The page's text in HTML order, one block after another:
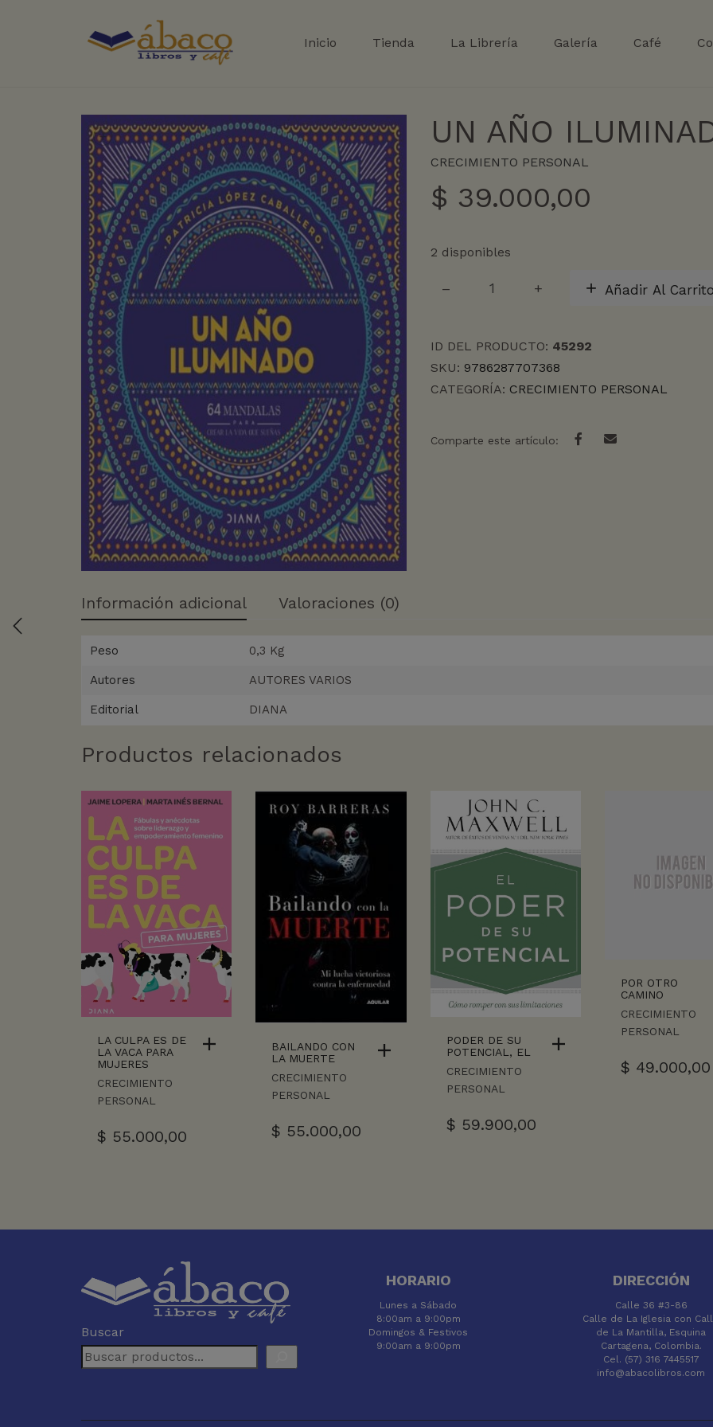
Inicio Tienda La Librería Galería Café
+ UN AÑO
CRECIMIENTO PERSONAL
$ 39.000,00
2 disponibles
AÑO
Añadir Al
ID DEL PRODUCTO: 45292
SKU: 9786287707368
CATEGORÍA: CRECIMIENTO PERSONAL
Comparte este artículo:
Información adicional Valoraciones (0)
Peso 0,3 Kg
Autores AUTORES VARIOS
Editorial DIANA
Productos relacionados
LA CULPA ES DE
LA VACA PARA
MUJERES
CRECIMIENTO
PERSONAL
$ 55.000,00
BAILANDO CON
LA MUERTE
CRECIMIENTO
PERSONAL
$ 55.000,00
PODER DE SU
POTENCIAL, EL
CRECIMIENTO
PERSONAL
$ 59.900,00
POR OTRO
CAMINO
CRECIMIENTO
PERSONAL
$ 49.000,00
Buscar
HORARIO
Lunes a Sábado
8:00am a 9:00pm
Domingos & Festivos
9:00am a 9:00pm
DIRECCIÓN
Calle 36 #3-86
Calle de La Iglesia con
de La Mantilla, Esquina
Cartagena, Colombia.
Cel. (57) 316 7445517
info@abacolibros.com